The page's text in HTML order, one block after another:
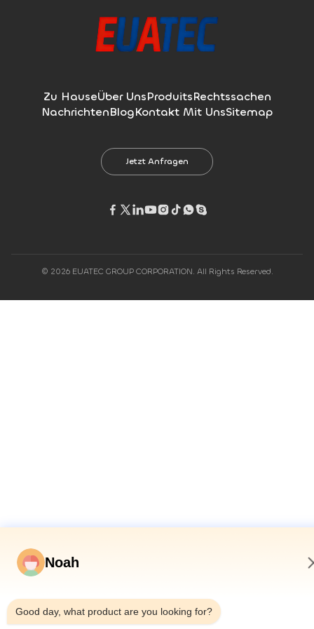
Zu HauseÜber UnsProduitsRechtssachen
NachrichtenBlogKontakt Mit UnsSitemap
Jetzt Anfragen
© 2026 EUATEC GROUP CORPORATION. All Rights Reserved.
Noah
Good day, what product are you looking for?